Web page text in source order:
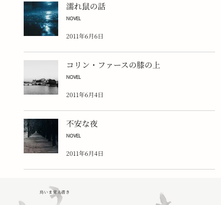
濡れ鼠の話
NOVEL
2011年6月6日
コリン・ファースの膝の上
NOVEL
2011年6月4日
不安な夜
NOVEL
2011年6月4日
鳥いま覚え書き